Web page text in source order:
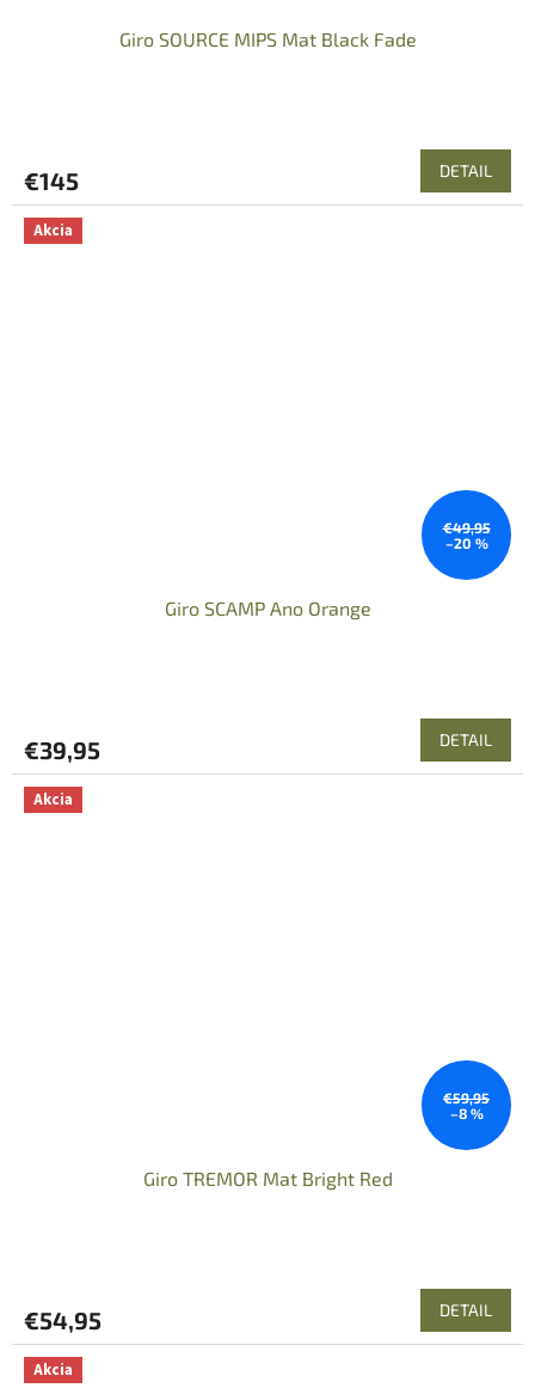
Giro SOURCE MIPS Mat Black Fade
€145 DETAIL
Akcia
€49,95
–20 %
Giro SCAMP Ano Orange
€39,95 DETAIL
Akcia
€59,95
–8 %
Giro TREMOR Mat Bright Red
€54,95 DETAIL
Akcia